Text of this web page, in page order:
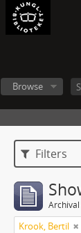
Browse
Filters
Krook, Bertil